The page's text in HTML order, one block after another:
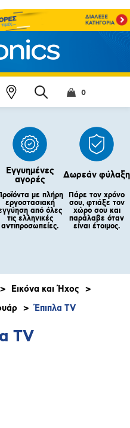
0
Εγγυημένες
αγορές
με πλήρη
εργοστασιακή
από όλες
τις ελληνικές
αντιπροσωπείες.
Δωρεάν φύλαξη
Πάρε τον χρόνο
σου, φτιάξε τον
χώρο σου και
παράλαβε όταν
είναι έτοιμος.
> Εικόνα και Ήχος
>
> Έπιπλα TV
TV